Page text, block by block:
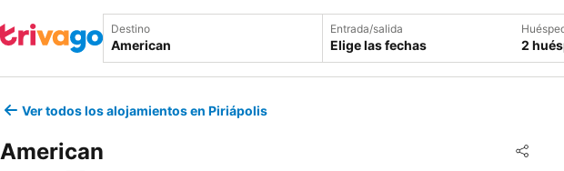
Destino Entrada/salida
Elige las fechas 2
Ver todos los alojamientos en Piriápolis
American